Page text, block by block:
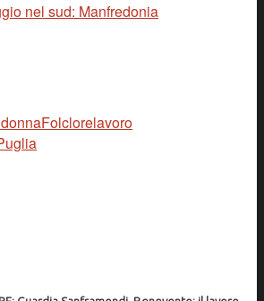
nel sud: Manfredonia
donnaFolclorelavoro